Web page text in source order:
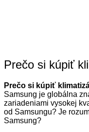
Prečo si kúpiť
Prečo si kúpiť
Samsung je globálna
zariadeniami vysokej
od Samsungu? Je
Samsung?